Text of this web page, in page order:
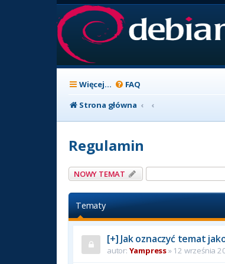
Więcej… FAQ
Strona główna
Regulamin
NOWY TEMAT
Tematy
[+] Jak oznaczyć temat
autor: Yampress» 12 września